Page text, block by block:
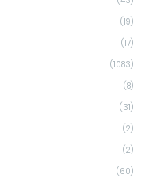
(19)
(17)
(1083)
(8)
(31)
(2)
(2)
(60)